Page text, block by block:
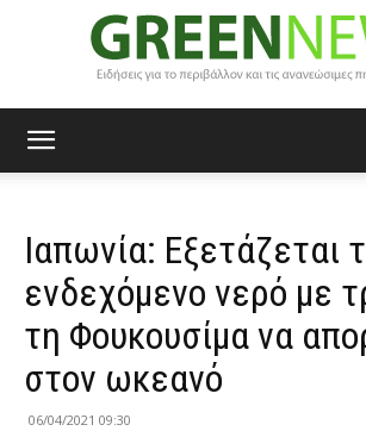
News
Ιαπωνία: Εξετάζεται
ενδεχόμενο νερό με
τη Φουκουσίμα να
στον ωκεανό
06/04/2021 09:30